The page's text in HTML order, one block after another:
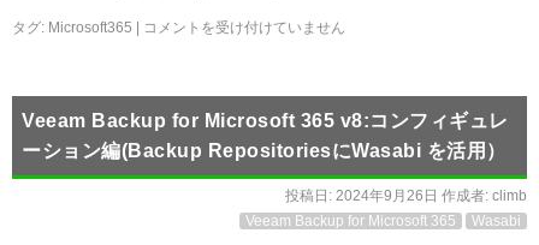
タグ: Microsoft365 コメントを受け付けていません
Veeam Backup for Microsoft 365 v8:コンフィギュレ
ーション編(Backup RepositoriesにWasabi を活用）
投稿日: 2024年9月26日 作成者: climb
Veeam Backup for Microsoft 365
Wasabi